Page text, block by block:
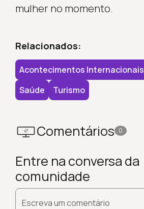
mulher no momento.
Relacionados:
Acontecimentos Internacionais
Saúde
Turismo
Comentários 0
Entre na conversa da
comunidade
Escreva um comentário